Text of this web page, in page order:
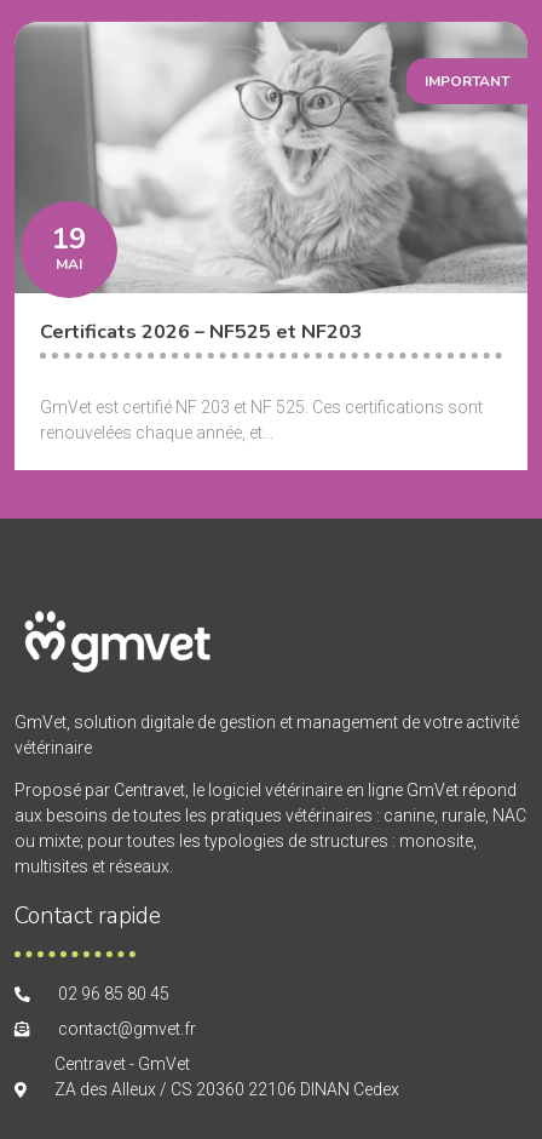
IMPORTANT
19
MAI
Certificats 2026 – NF525 et NF203
GmVet est certifié NF 203 et NF 525. Ces certifications sont
renouvelées chaque année, et...
GmVet, solution digitale de gestion et management de votre activité
vétérinaire
Proposé par Centravet, le logiciel vétérinaire en ligne GmVet répond
aux besoins de toutes les pratiques vétérinaires : canine, rurale, NAC
ou mixte; pour toutes les typologies de structures : monosite,
multisites et réseaux.
Contact rapide
02 96 85 80 45
contact@gmvet.fr
Centravet - GmVet
ZA des Alleux / CS 20360 22106 DINAN Cedex